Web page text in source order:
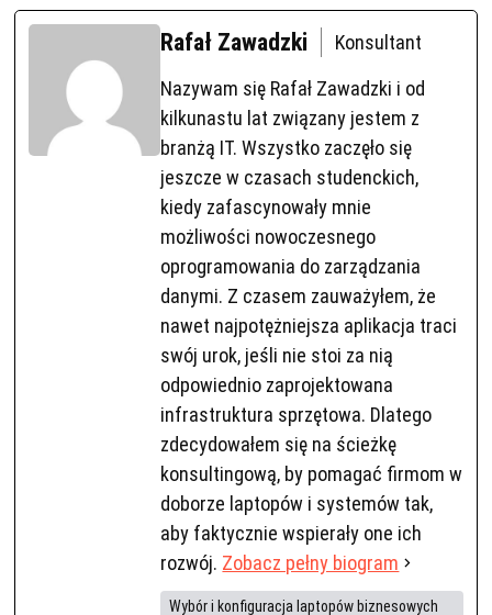
Rafał Zawadzki
Konsultant
Nazywam się Rafał Zawadzki i od
kilkunastu lat związany jestem z
branżą IT. Wszystko zaczęło się
jeszcze w czasach studenckich,
kiedy zafascynowały mnie
możliwości nowoczesnego
oprogramowania do zarządzania
danymi. Z czasem zauważyłem, że
nawet najpotężniejsza aplikacja traci
swój urok, jeśli nie stoi za nią
odpowiednio zaprojektowana
infrastruktura sprzętowa. Dlatego
zdecydowałem się na ścieżkę
konsultingową, by pomagać firmom w
doborze laptopów i systemów tak,
aby faktycznie wspierały one ich
rozwój. Zobacz pełny biogram
Wybór i konfiguracja laptopów biznesowych